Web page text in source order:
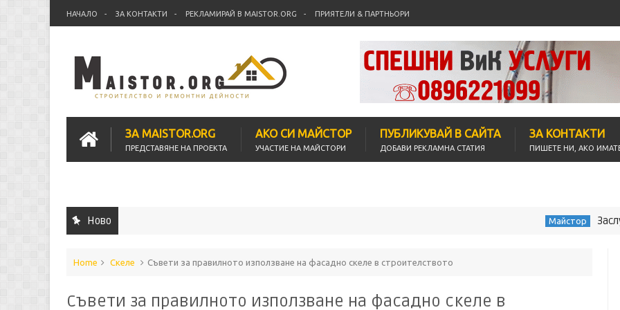
НАЧАЛО ЗА КОНТАКТИ РЕКЛАМИРАЙ В MAISTOR.ORG ПРИЯТЕЛИ & ПАРТНЬОРИ
ЗА MAISTOR.ORG
ПРЕДСТАВЯНЕ НА ПРОЕКТА
АКО СИ МАЙСТОР
УЧАСТИЕ НА МАЙСТОРИ
ПУБЛИКУВАЙ В САЙТА
ДОБАВИ РЕКЛАМНА СТАТИЯ
ЗА КОНТАКТИ
ПИШЕТЕ НИ, АКО
Ново Заслужава ли се
Home Скеле Съвети за правилното използване на фасадно скеле в строителството
Съвети за правилното използване на фасадно скеле в